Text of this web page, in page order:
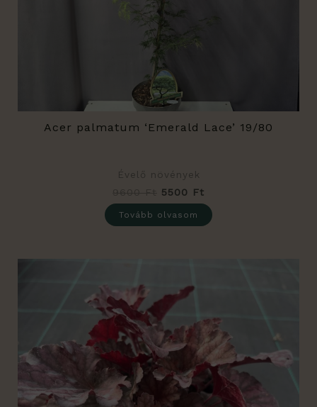
Acer palmatum ‘Emerald Lace’ 19/80
Évelő növények
5500 Ft
Tovább olvasom